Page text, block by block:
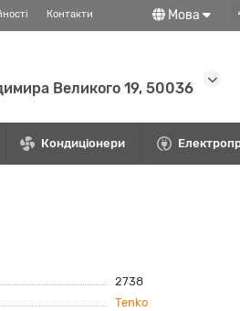
Контакти Мова
Великого 19, 50036
Кондиціонери
2738
Tenko